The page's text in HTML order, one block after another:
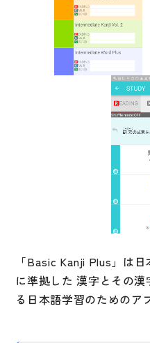
教室活動参考書
異文化間コミュニケーシ
多言語社会・言語政策
「Basic Kanji Plus」は
に準拠した 漢字とその
る日本語学習のためのア